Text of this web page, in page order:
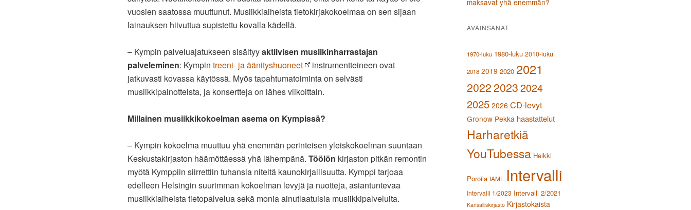
vuosien saatossa muuttunut. Musiikkiaiheista tietokirjakokoelmaa on sen sijaan
lainauksen hiivuttua supistettu kovalla kädellä.
– Kympin palveluajatukseen sisältyyaktiivisen musiikinharrastajan
palveleminen: Kympin treeni- ja äänityshuoneet
instrumentteineen ovat
jatkuvasti kovassa käytössä. Myös tapahtumatoiminta on selvästi
musiikkipainotteista, ja konsertteja on lähes viikoittain.
Millainen musiikkikokoelman asema on Kympissä?
– Kympin kokoelma muuttuu yhä enemmän perinteisen yleiskokoelman suuntaan
Keskustakirjaston häämöttäessä yhä lähempänä. Töölön kirjaston pitkän remontin
myötä Kymppiin siirrettiin tuhansia niteitä kaunokirjallisuutta. Kymppi tarjoaa
edelleen Helsingin suurimman kokoelman levyjä ja nuotteja, asiantuntevaa
musiikkiaiheista tietopalvelua sekä monia ainutlaatuisia musiikkipalveluita.
maksavat yhä enemmän?
AVAINSANAT
1970-luku 1980-luku 2010-luku
2018 2019 2020 2021
2022 20232024
2025 2026 CD-levyt
Gronow Pekka haastattelut
Harharetkiä
YouTubessa Heikki
Poroila IAML Intervalli
Intervalli 1/2023 Intervalli 2/2021
Kansalliskirjasto Kirjastokaista